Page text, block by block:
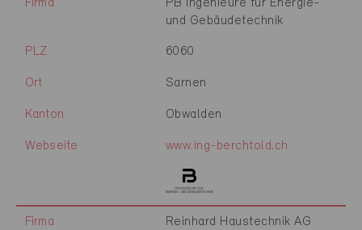
Firma
PB Ingenieure für Energie-
und Gebäudetechnik
PLZ 6060
Ort Sarnen
Kanton Obwalden
Webseite www.ing-berchtold.ch
Firma Reinhard Haustechnik AG